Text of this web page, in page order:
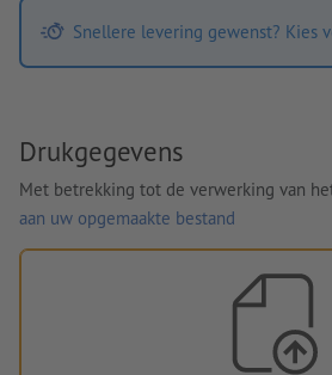
Snellere levering gewenst? Kies
Drukgegevens
Met betrekking tot de verwerking van
aan uw opgemaakte bestand